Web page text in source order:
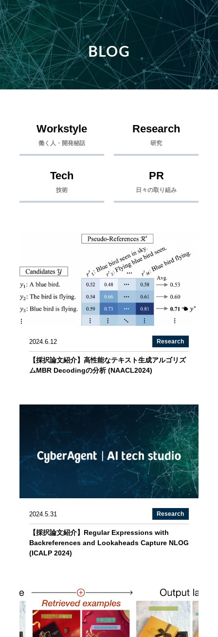
BLOG
Workstyle
働く人・開発秘話
Research
研究
Tech
技術
PR
日々の取り組み
2024.6.12 Research
【採択論文紹介】高性能なテキスト生成アルゴリズ
ムMBR Decodingの分析 (NAACL2024)
2024.5.31 Research
【採択論文紹介】Regular Expressions with
Backreferences and Lookaheads Capture NLOG
(ICALP 2024)